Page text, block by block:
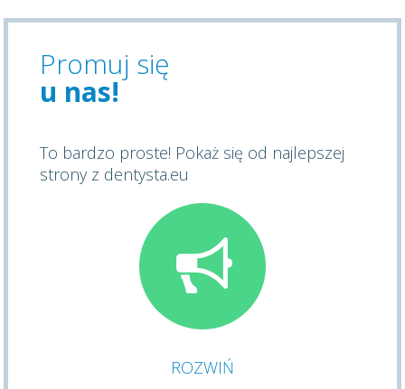
Promuj się
u nas!
To bardzo proste! Pokaż się od najlepszej
strony z dentysta.eu
ROZWIŃ